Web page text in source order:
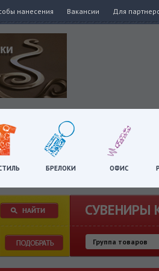
нанесения Вакансии Для
БРЕЛОКИ ОФИС
СУВЕНИРЫ